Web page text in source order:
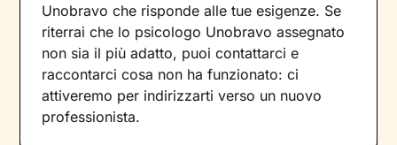
Unobravo che risponde alle tue esigenze. Se
riterrai che lo psicologo Unobravo assegnato
non sia il più adatto, puoi contattarci e
raccontarci cosa non ha funzionato: ci
attiveremo per indirizzarti verso un nuovo
professionista.